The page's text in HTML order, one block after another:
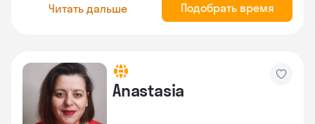
Читать дальше Подобрать время
Anastasia